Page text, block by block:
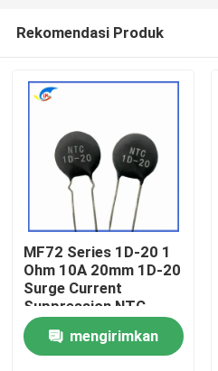
Rumah
Rekomendasi Produk
MF72 Series 1D-20 1
Ohm 10A 20mm 1D-20
Surge Current
Suppression NTC
Thermistor Cocok
untuk Power Supply
Daya Tinggi
mengirimkan